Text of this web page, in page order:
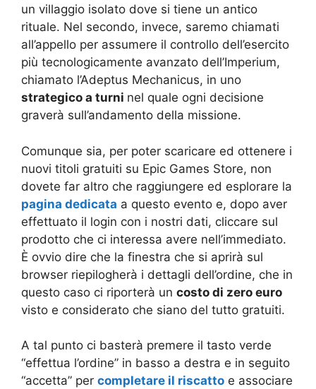
un villaggio isolato dove si tiene un antico
rituale. Nel secondo, invece, saremo chiamati
all’appello per assumere il controllo dell’esercito
più tecnologicamente avanzato dell’Imperium,
chiamato l’Adeptus Mechanicus, in uno
strategico a turni nel quale ogni decisione
graverà sull’andamento della missione.
Comunque sia, per poter scaricare ed ottenere i
nuovi titoli gratuiti su Epic Games Store, non
dovete far altro che raggiungere ed esplorare la
pagina dedicata a questo evento e, dopo aver
effettuato il login con i nostri dati, cliccare sul
prodotto che ci interessa avere nell’immediato.
È ovvio dire che la finestra che si aprirà sul
browser riepilogherà i dettagli dell’ordine, che in
questo caso ci riporterà un costo di zero euro
visto e considerato che siano del tutto gratuiti.
A tal punto ci basterà premere il tasto verde
“effettua l’ordine” in basso a destra e in seguito
“accetta” per completare il riscatto e associare